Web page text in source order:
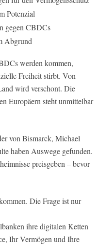
Potenzial
gegen CBDCs
Abgrund
werden kommen,
Freiheit stirbt. Von
wird verschont. Die
Europäern steht unmittelbar
von Bismarck, Michael
haben Auswege gefunden.
preisgeben – bevor
Die Frage ist nur
ihre digitalen Ketten
Ihr Vermögen und Ihre